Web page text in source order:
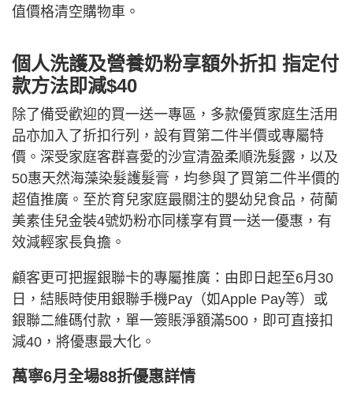
值價格清空購物車。
個人洗護及營養奶粉享額外折扣 指定付
款方法即減$40
除了備受歡迎的買一送一專區，多款優質家庭生活用
品亦加入了折扣行列，設有買第二件半價或專屬特
價。深受家庭客群喜愛的沙宣清盈柔順洗髮露，以及
50惠天然海藻染髮護髮膏，均參與了買第二件半價的
超值推廣。至於育兒家庭最關注的嬰幼兒食品，荷蘭
美素佳兒金裝4號奶粉亦同樣享有買一送一優惠，有
效減輕家長負擔。
顧客更可把握銀聯卡的專屬推廣：由即日起至6月30
日，結賬時使用銀聯手機Pay（如Apple Pay等）或
銀聯二維碼付款，單一簽賬淨額滿500，即可直接扣
減40，將優惠最大化。
萬寧6月全場88折優惠詳情